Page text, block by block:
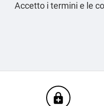
Accetto i termini e le
enhanced_encryption